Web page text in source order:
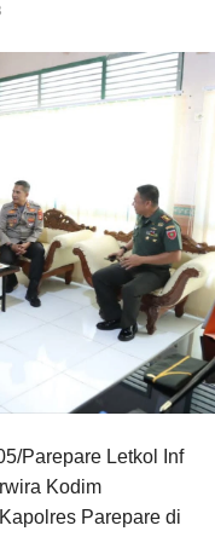
Parepare Letkol Inf
Kodim
Parepare di